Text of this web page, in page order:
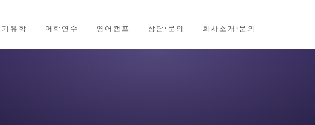
기유학 어학연수 영어캠프 상담·문의 회사소개·문의